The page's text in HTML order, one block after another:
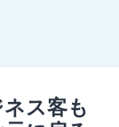
ス客も